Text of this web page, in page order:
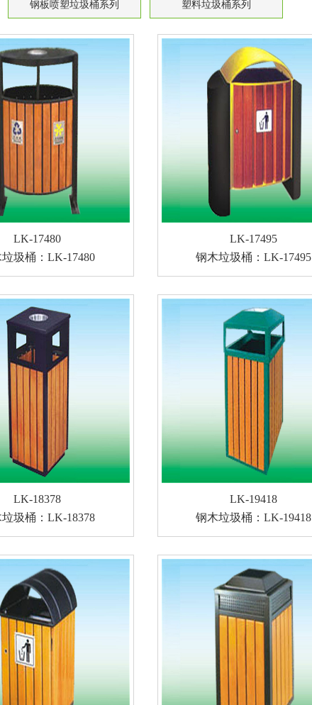
钢板喷塑垃圾桶系列 塑料垃圾桶系列
LK-17480
圾桶：LK-17480
LK-17495
钢木垃圾桶：LK-17495
LK-18378
圾桶：LK-18378
LK-19418
钢木垃圾桶：LK-19418